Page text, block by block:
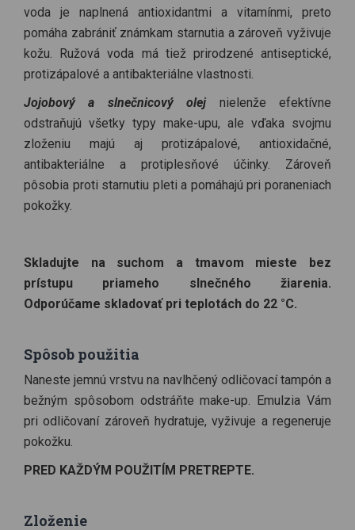
voda je naplnená antioxidantmi a vitamínmi, preto
pomáha zabrániť známkam starnutia a zároveň vyživuje
kožu. Ružová voda má tiež prirodzené antiseptické,
protizápalové a antibakteriálne vlastnosti.
Jojobový a slnečnicový olej nielenže efektívne
odstraňujú všetky typy make-upu, ale vďaka svojmu
zloženiu majú aj protizápalové, antioxidačné,
antibakteriálne a protiplesňové účinky. Zároveň
pôsobia proti starnutiu pleti a pomáhajú pri poraneniach
pokožky.
Skladujte na suchom a tmavom mieste bez
prístupu priameho slnečného žiarenia.
Odporúčame skladovať pri teplotách do 22 °C.
Spôsob použitia
Naneste jemnú vrstvu na navlhčený odličovací tampón a
bežným spôsobom odstráňte make-up. Emulzia Vám
pri odličovaní zároveň hydratuje, vyživuje a regeneruje
pokožku.
PRED KAŽDÝM POUŽITÍM PRETREPTE.
Zloženie